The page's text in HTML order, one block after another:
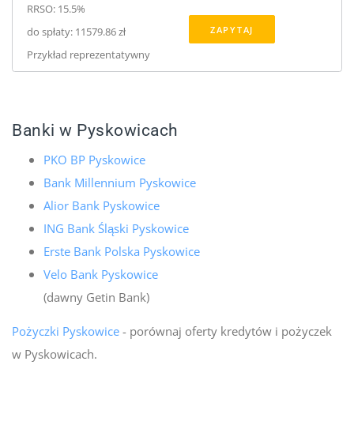
RRSO: 15.5%
do spłaty: 11579.86 zł
Przykład reprezentatywny
ZAPYTAJ
Banki w Pyskowicach
PKO BP Pyskowice
Bank Millennium Pyskowice
Alior Bank Pyskowice
ING Bank Śląski Pyskowice
Erste Bank Polska Pyskowice
Velo Bank Pyskowice
(dawny Getin Bank)
Pożyczki Pyskowice- porównaj oferty kredytów i pożyczek
w Pyskowicach.